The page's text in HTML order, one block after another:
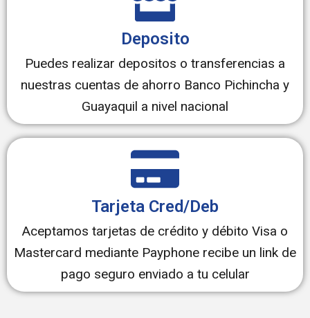
Deposito
Puedes realizar depositos o transferencias a
nuestras cuentas de ahorro Banco Pichincha y
Guayaquil a nivel nacional
Tarjeta Cred/Deb
Aceptamos tarjetas de crédito y débito Visa o
Mastercard mediante Payphone recibe un link de
pago seguro enviado a tu celular